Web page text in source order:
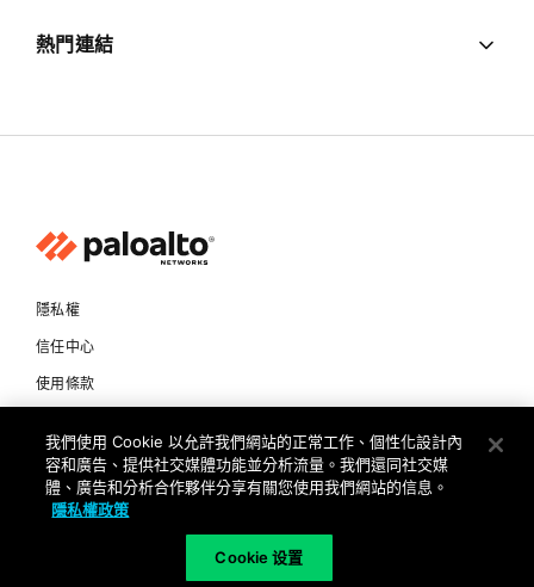
熱門連結
隱私權
信任中心
使用條款
Copyright © 2026 Palo Alto Networks. All Rights Reserved
我們使用 Cookie 以允許我們網站的正常工作、個性化設計內
容和廣告、提供社交媒體功能並分析流量。我們還同社交媒
體、廣告和分析合作夥伴分享有關您使用我們網站的信息。
隱私權政策
Cookie 设置